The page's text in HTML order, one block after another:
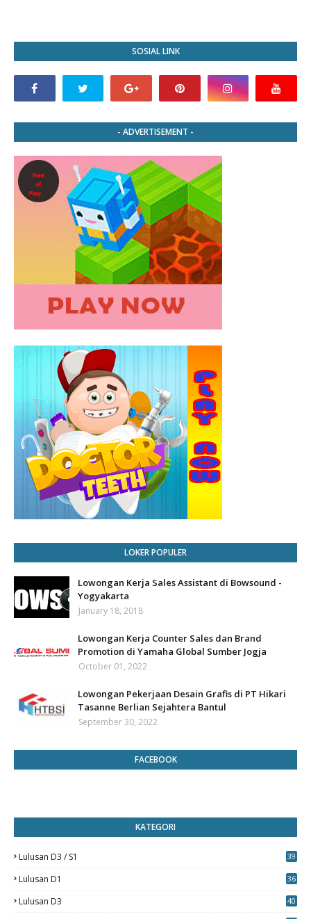
SOSIAL LINK
- ADVERTISEMENT -
LOKER POPULER
Lowongan Kerja Sales Assistant di Bowsound -
Yogyakarta
January 18, 2018
Lowongan Kerja Counter Sales dan Brand
Promotion di Yamaha Global Sumber Jogja
October 01, 2022
Lowongan Pekerjaan Desain Grafis di PT Hikari
Tasanne Berlian Sejahtera Bantul
September 30, 2022
FACEBOOK
KATEGORI
Lulusan D3 / S1
39
Lulusan D1 36
Lulusan D3
40